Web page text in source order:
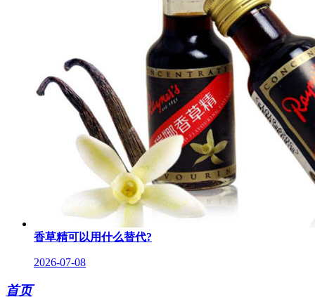
香草精可以用什么替代?
2026-07-08
首页